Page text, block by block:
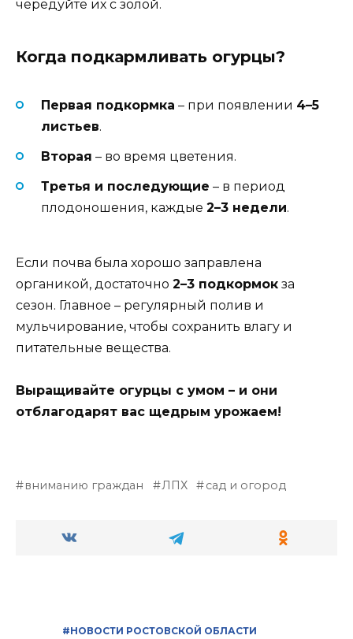
чередуйте их с золой.
Когда подкармливать огурцы?
Первая подкормка – при появлении 4–5
листьев.
Вторая – во время цветения.
Третья и последующие – в период
плодоношения, каждые 2–3 недели.
Если почва была хорошо заправлена
органикой, достаточно 2–3 подкормок за
сезон. Главное – регулярный полив и
мульчирование, чтобы сохранить влагу и
питательные вещества.
Выращивайте огурцы с умом – и они
отблагодарят вас щедрым урожаем!
вниманию граждан ЛПХ сад и огород
#НОВОСТИ РОСТОВСКОЙ ОБЛАСТИ